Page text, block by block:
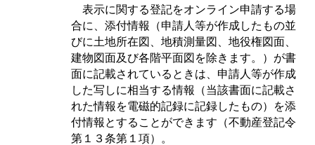
表示に関する登記をオンライン申請する場
合に、添付情報（申請人等が作成したもの並
びに土地所在図、地積測量図、地役権図面、
建物図面及び各階平面図を除きます。）が書
面に記載されているときは、申請人等が作成
した写しに相当する情報（当該書面に記載さ
れた情報を電磁的記録に記録したもの）を添
付情報とすることができます（不動産登記令
第１３条第１項）。